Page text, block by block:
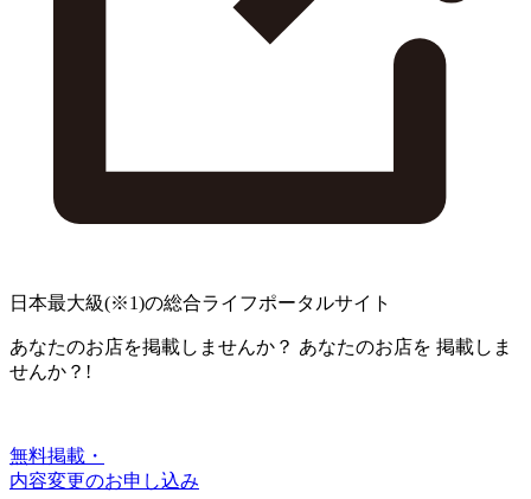
日本最大級(※1)の総合ライフポータルサイト
あなたのお店を掲載しませんか？ あなたのお店を 掲載しま
せんか？!
無料掲載・
内容変更のお申し込み